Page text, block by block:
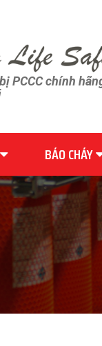
PCCC chính
BÁO CHÁY